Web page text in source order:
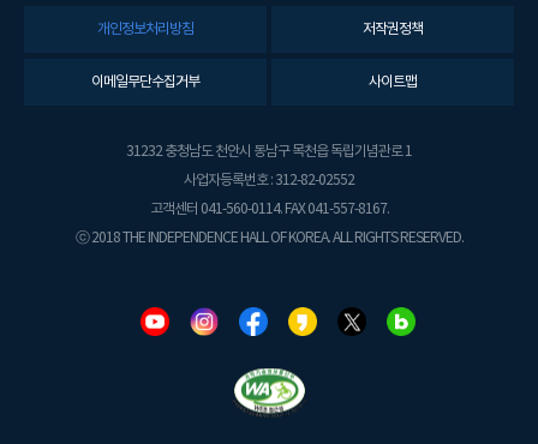
개인정보처리방침 저작권정책
이메일무단수집거부 사이트맵
31232 충청남도 천안시 동남구 목천읍 독립기념관로 1
사업자등록번호 : 312-82-02552
고객센터 041-560-0114. FAX 041-557-8167.
ⓒ 2018 THE INDEPENDENCE HALL OF KOREA. ALL RIGHTS RESERVED.